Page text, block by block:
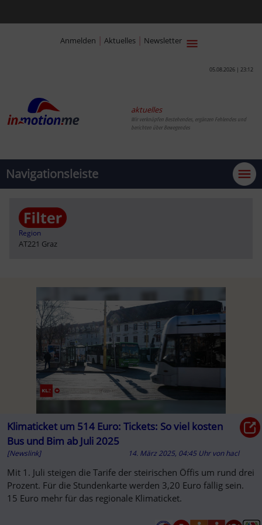
Anmelden | Aktuelles | Newsletter
05.08.2026 | 23:12
aktuelles
Wir verknüpfen Bestehendes, ergänzen Fehlendes und
berichten über Bewegendes
Navigationsleiste
Region
AT221 Graz
Klimaticket um 514 Euro: Tickets: So viel kosten
Bus und Bim ab Juli 2025
[Newslink] 14. März 2025, 04:45 Uhr vonhacl
Mit 1. Juli steigen die Tarife der steirischen Öffis um rund drei
Prozent. Für die Stundenkarte werden 3,20 Euro fällig sein.
15 Euro mehr für das regionale Klimaticket.